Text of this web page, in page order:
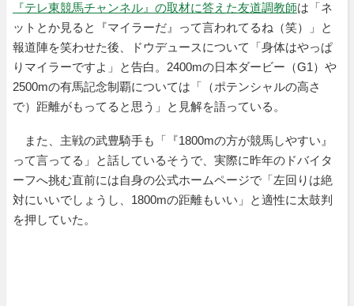
『テレ東競馬チャンネル』の取材に答えた友道調教師は「ネ
ットとか見ると『マイラーだ』って言われてるね（笑）」と
報道陣を笑わせた後、ドウデュースについて「身体はやっぱ
りマイラーですよ」と告白。2400mの日本ダービー（G1）や
2500mの有馬記念制覇については「（ポテンシャルの高さ
で）距離がもってると思う」と見解を語っている。
また、主戦の武豊騎手も「『1800mの方が競馬しやすい』
って言ってる」と話しているそうで、実際に昨年のドバイタ
ーフへ挑む直前には自身の公式ホームページで「左回りは絶
対にいいでしょうし、1800mの距離もいい」と適性に太鼓判
を押していた。